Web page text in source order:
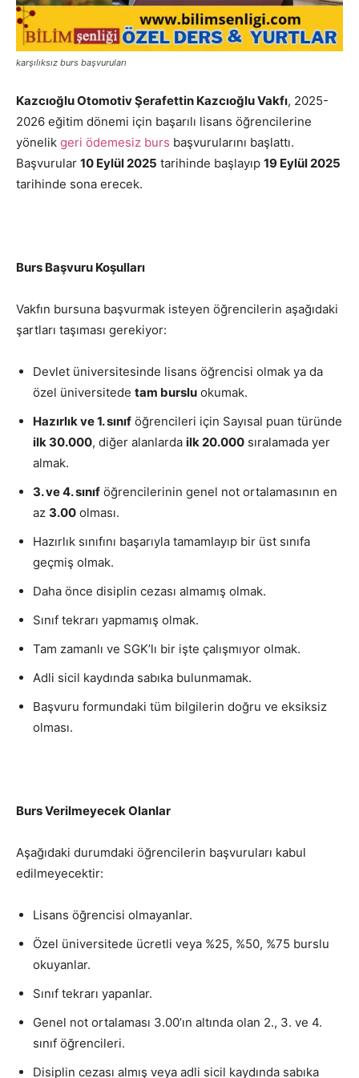
karşılıksız burs başvuruları
Kazcıoğlu Otomotiv Şerafettin Kazcıoğlu Vakfı, 2025-
2026 eğitim dönemi için başarılı lisans öğrencilerine
yönelik geri ödemesiz burs başvurularını başlattı.
Başvurular 10 Eylül 2025 tarihinde başlayıp 19 Eylül 2025
tarihinde sona erecek.
Burs Başvuru Koşulları
Vakfın bursuna başvurmak isteyen öğrencilerin aşağıdaki
şartları taşıması gerekiyor:
Devlet üniversitesinde lisans öğrencisi olmak ya da
özel üniversitede tam burslu okumak.
Hazırlık ve 1. sınıf öğrencileri için Sayısal puan türünde
ilk 30.000, diğer alanlarda ilk 20.000 sıralamada yer
almak.
3. ve 4. sınıf öğrencilerinin genel not ortalamasının en
az 3.00 olması.
Hazırlık sınıfını başarıyla tamamlayıp bir üst sınıfa
geçmiş olmak.
Daha önce disiplin cezası almamış olmak.
Sınıf tekrarı yapmamış olmak.
Tam zamanlı ve SGK’lı bir işte çalışmıyor olmak.
Adli sicil kaydında sabıka bulunmamak.
Başvuru formundaki tüm bilgilerin doğru ve eksiksiz
olması.
Burs Verilmeyecek Olanlar
Aşağıdaki durumdaki öğrencilerin başvuruları kabul
edilmeyecektir:
Lisans öğrencisi olmayanlar.
Özel üniversitede ücretli veya %25, %50, %75 burslu
okuyanlar.
Sınıf tekrarı yapanlar.
Genel not ortalaması 3.00’ın altında olan 2., 3. ve 4.
sınıf öğrencileri.
Disiplin cezası almış veya adli sicil kaydında sabıka